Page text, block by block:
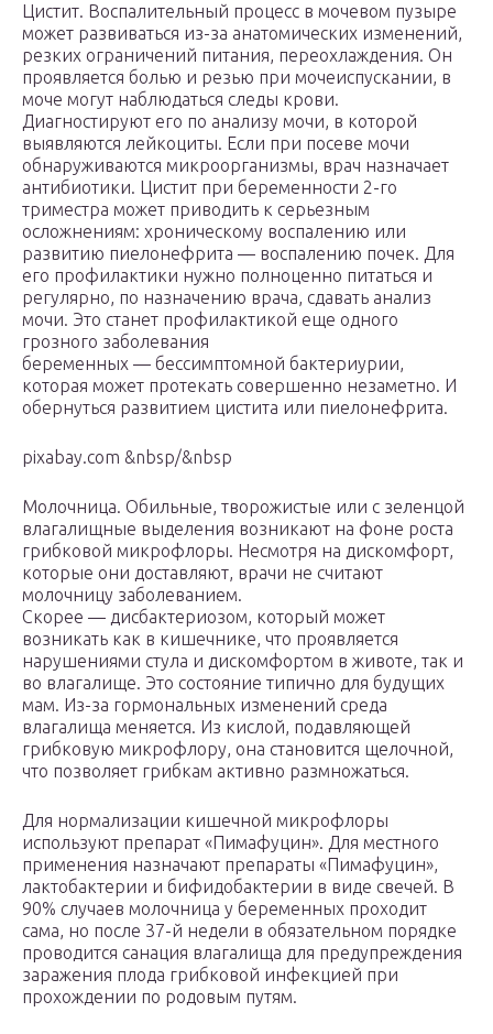
Цистит. Воспалительный процесс в мочевом пузыре
может развиваться из-за анатомических изменений,
резких ограничений питания, переохлаждения. Он
проявляется болью и резью при мочеиспускании, в
моче могут наблюдаться следы крови.
Диагностируют его по анализу мочи, в которой
выявляются лейкоциты. Если при посеве мочи
обнаруживаются микроорганизмы, врач назначает
антибиотики. Цистит при беременности 2-го
триместра может приводить к серьезным
осложнениям: хроническому воспалению или
развитию пиелонефрита — воспалению почек. Для
его профилактики нужно полноценно питаться и
регулярно, по назначению врача, сдавать анализ
мочи. Это станет профилактикой еще одного
грозного заболевания
беременных — бессимптомной бактериурии,
которая может протекать совершенно незаметно. И
обернуться развитием цистита или пиелонефрита.
pixabay.com &nbsp/&nbsp
Молочница. Обильные, творожистые или с зеленцой
влагалищные выделения возникают на фоне роста
грибковой микрофлоры. Несмотря на дискомфорт,
которые они доставляют, врачи не считают
молочницу заболеванием.
Скорее — дисбактериозом, который может
возникать как в кишечнике, что проявляется
нарушениями стула и дискомфортом в животе, так и
во влагалище. Это состояние типично для будущих
мам. Из-за гормональных изменений среда
влагалища меняется. Из кислой, подавляющей
грибковую микрофлору, она становится щелочной,
что позволяет грибкам активно размножаться.
Для нормализации кишечной микрофлоры
используют препарат «Пимафуцин». Для местного
применения назначают препараты «Пимафуцин»,
лактобактерии и бифидобактерии в виде свечей. В
90% случаев молочница у беременных проходит
сама, но после 37-й недели в обязательном порядке
проводится санация влагалища для предупреждения
заражения плода грибковой инфекцией при
прохождении по родовым путям.